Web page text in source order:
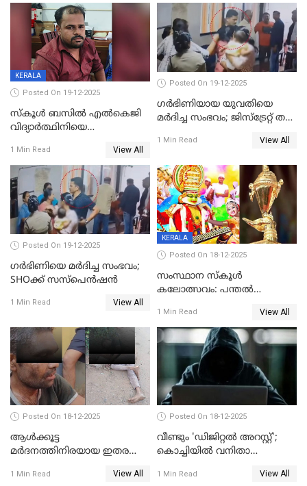
സഹോദരിപുത്രന് ജീവപര്യന്തം
റിപ്പോർട്ട്
KERALA
Posted On 19-12-2025
സ്കൂൾ ബസിൽ എൽകെജി
വിദ്യാര്‍ത്ഥിനിയെ
ക്ലീനര്‍ പിടിയിൽ
1 Min Read View All
Posted On 19-12-2025
ഗര്‍ഭിണിയായ യുവതിയെ
മര്‍ദിച്ച സംഭവം; ജിസ്‌ട്രേറ്റ് തല
യുവതി
1 Min Read View All
Posted On 19-12-2025
ഗര്‍ഭിണിയെ മർദിച്ച സംഭവം;
SHOക്ക് സസ്പെൻഷൻ
1 Min Read View All
KERALA
Posted On 18-12-2025
സംസ്ഥാന സ്കൂൾ
കലോത്സവം: പന്തൽ
1 Min Read View All
Posted On 18-12-2025
ആൾക്കൂട്ട
മർദനത്തിനിരയായ ഇതര
നടുക്കുന്ന സംഭവം
1 Min Read View All
Posted On 18-12-2025
വീണ്ടും 'ഡിജിറ്റല്‍ അറസ്റ്റ്';
കൊച്ചിയില്‍ വനിതാ
കോടി രൂപ
1 Min Read View All